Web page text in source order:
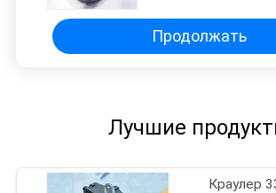
двигатель
компонент главной
Продолжать
Лучшие
Краулер